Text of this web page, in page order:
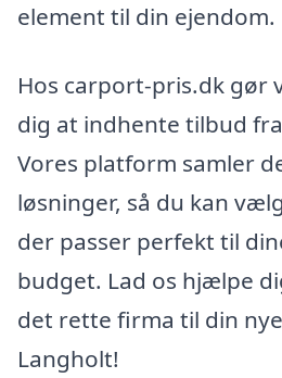
element til din ejendom.
Hos carport-pris.dk gør
dig at indhente tilbud
Vores platform samler
løsninger, så du kan
der passer perfekt til
budget. Lad os hjælpe
det rette firma til din
Langholt!